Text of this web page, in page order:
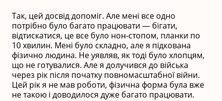
Так, цей досвід допоміг. Але мені все одно
потрібно було багато працювати — бігати,
відтискатися, це все було нон-стопом, планки по
10 хвилин. Мені було складно, але я підкована
фізично людина. Не уявляв, як тоді було хлопцям,
що не готувалися. Але я долучився до війська
через рік після початку повномасштабної війни.
Цей рік я не мав роботи, фізична форма була вже
не такою і доводилося дуже багато працювати.